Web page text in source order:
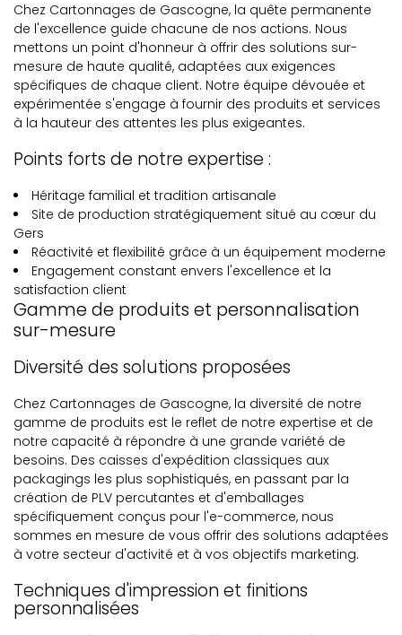
Chez Cartonnages de Gascogne, la quête permanente
de l'excellence guide chacune de nos actions. Nous
mettons un point d'honneur à offrir des solutions sur-
mesure de haute qualité, adaptées aux exigences
spécifiques de chaque client. Notre équipe dévouée et
expérimentée s'engage à fournir des produits et services
à la hauteur des attentes les plus exigeantes.
Points forts de notre expertise :
Héritage familial et tradition artisanale
Site de production stratégiquement situé au cœur du
Gers
Réactivité et flexibilité grâce à un équipement moderne
Engagement constant envers l'excellence et la
satisfaction client
Gamme de produits et personnalisation
sur-mesure
Diversité des solutions proposées
Chez Cartonnages de Gascogne, la diversité de notre
gamme de produits est le reflet de notre expertise et de
notre capacité à répondre à une grande variété de
besoins. Des caisses d'expédition classiques aux
packagings les plus sophistiqués, en passant par la
création de PLV percutantes et d'emballages
spécifiquement conçus pour l'e-commerce, nous
sommes en mesure de vous offrir des solutions adaptées
à votre secteur d'activité et à vos objectifs marketing.
Techniques d'impression et finitions
personnalisées